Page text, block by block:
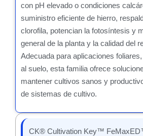
con pH elevado o condiciones
suministro eficiente de hierro,
clorofila, potencian la fotosíntesis y
general de la planta y la calidad del
Adecuada para aplicaciones
al suelo, esta familia ofrece
mantener cultivos sanos y
de sistemas de cultivo.
CK® Cultivation Key™